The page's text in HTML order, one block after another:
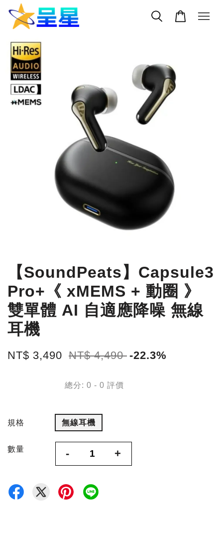
【SoundPeats】Capsule3
Pro+《 xMEMS + 動圈 》
雙單體 AI 自適應降噪 無線
耳機
NT$ 3,490 NT$ 4,490 -22.3%
總分: 0 - 0 評價
規格 無線耳機
數量 - +